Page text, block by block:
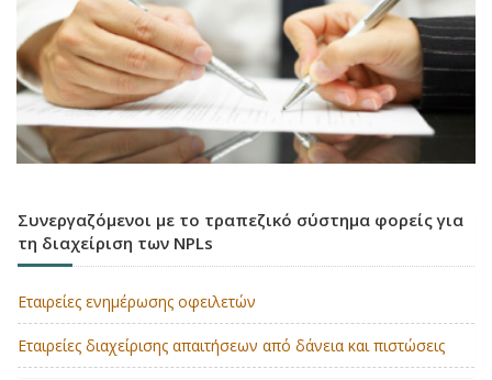
Συνεργαζόμενοι με το τραπεζικό σύστημα φορείς για
τη διαχείριση των NPLs
Εταιρείες ενημέρωσης οφειλετών
Εταιρείες διαχείρισης απαιτήσεων από δάνεια και πιστώσεις